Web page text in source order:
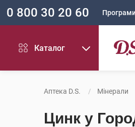
0 800 30 20 60
Каталог
Аптека D.S. Мінерали
Цинк у